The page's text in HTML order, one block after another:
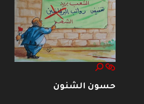
حسون الشنون